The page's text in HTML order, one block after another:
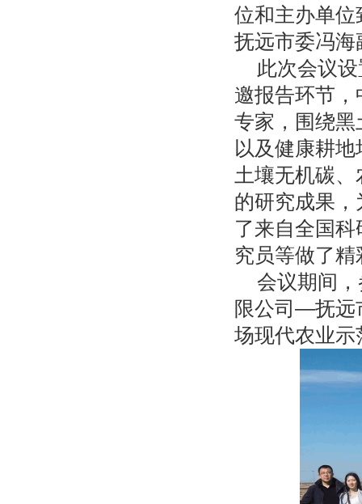
位和主办单
抚远市委冯
此次会议
邀报告环节
专家，围绕
以及健康耕
土壤无机碳、
的研究成果
了来自全国
究员等做了
会议期间
限公司 —抚远
场现代农业示